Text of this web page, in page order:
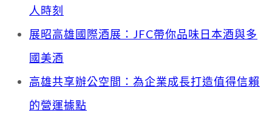
人時刻
展昭高雄國際酒展：JFC帶你品味日本酒與多
國美酒
高雄共享辦公空間：為企業成長打造值得信賴
的營運據點